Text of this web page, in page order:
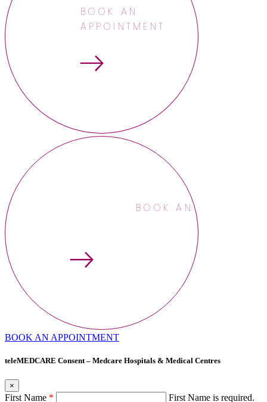
BOOK AN
APPOINTMENT
BOOK AN
BOOK AN APPOINTMENT
teleMEDCARE Consent – Medcare Hospitals & Medical Centres
×
First Name * First Name is required.